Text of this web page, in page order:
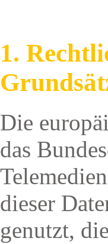
1.
Die
das
dieser
genutzt,